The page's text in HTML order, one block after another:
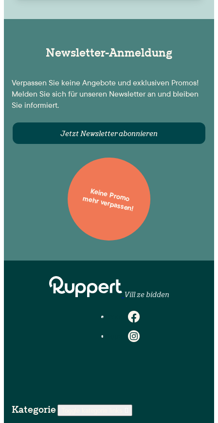
Newsletter-Anmeldung
Verpassen Sie keine Angebote und exklusiven Promos!
Melden Sie sich für unseren Newsletter an und bleiben
Sie informiert.
Jetzt Newsletter abonnieren
Keine Promo
mehr verpassen!
Vill ze bidden
Facebook
Instagram
Kategorie